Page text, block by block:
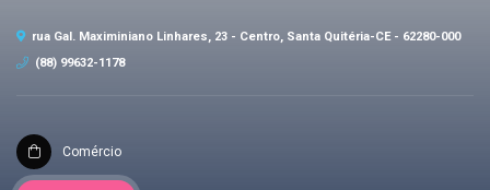
rua Gal. Maximiniano Linhares, 23 - Centro, Santa Quitéria-CE - 62280-000
(88) 99632-1178
Comércio